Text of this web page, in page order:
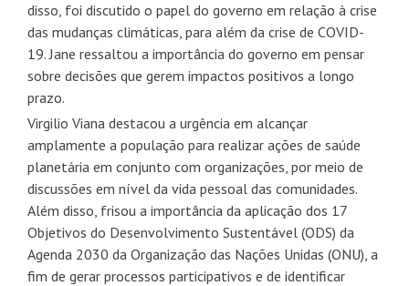
disso, foi discutido o papel do governo em relação à crise
das mudanças climáticas, para além da crise de COVID-
19. Jane ressaltou a importância do governo em pensar
sobre decisões que gerem impactos positivos a longo
prazo.
Virgilio Viana destacou a urgência em alcançar
amplamente a população para realizar ações de saúde
planetária em conjunto com organizações, por meio de
discussões em nível da vida pessoal das comunidades.
Além disso, frisou a importância da aplicação dos 17
Objetivos do Desenvolvimento Sustentável (ODS) da
Agenda 2030 da Organização das Nações Unidas (ONU), a
fim de gerar processos participativos e de identificar